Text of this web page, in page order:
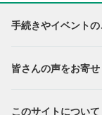
手続きやイベント
皆さんの声をお寄
このサイトについて